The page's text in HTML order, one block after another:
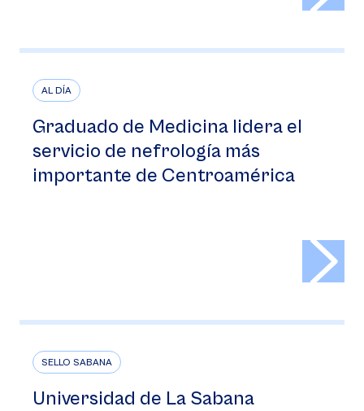
AL DÍA
Graduado de Medicina lidera el
servicio de nefrología más
importante de Centroamérica
SELLO SABANA
Universidad de La Sabana